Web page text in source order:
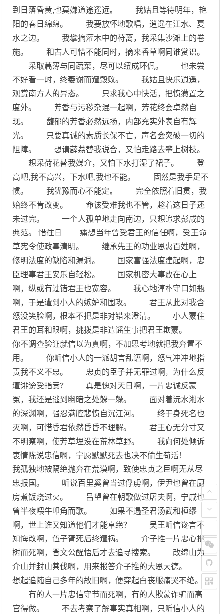
到日落昏黄,也莫嫌道途遥远。 我姑且等待明年，艳
阳的春日绵绵。 我要放怀地歌唱，逍遥在江水、夏
水之边。 我攀摘灌木中的苻蓠，我采集沙滩上的卷
施。 和古人可惜不能同时，摘来香草啊同谁赏识。
采取萹薄与同蔬菜，尽可以纽成环佩。 也未尝
不好看一时，终萎谢而遭毁败。 我姑且快乐逍遥，
观赏南方人的异态。 只求我心中快活，把愤懑置之
度外。 芳香与污秽杂混一起啊，芳花终会卓然自
现。 馥郁的芳香必然远扬，内部充实外表自有辉
光。 只要真诚的素质长保不亡，声名会突破一切的
阻障。 想请薜荔替我说合，又怕走路去攀上树枝。
想采荷花替我媒介，又怕下水打湿了裙子。 登
高吧,我不高兴，下水吧,我也不能。 固然是我手足不
惯。 我犹豫而心不能定。 完全依照着旧贯，我
始终不肯改变。 命该受难我也不管，趁着这日子还
未过完。 一个人孤单地走向南边，只想追求彭咸的
典范。 惜往日 痛想当年曾受君王的信任啊，受王命
草宪令使政事清明。 继承先王的功业恩惠百姓啊，
修明法度的缺陷和漏洞。 国家富强法度建起啊，忠
臣理事君王安乐自轻松。 国家机密大事放在心上
啊，纵或有过错君王也宽容。 我心地淳朴守口如瓶
啊，于是遭到小人的嫉妒和围攻。 君王从此对我含
怒没笑脸啊，根本不把是非对错来澄清。 小人蒙住
君王的耳和眼啊，挑拨是非造谣生事把君王欺蒙。
你不调查验证就信以为真啊，不加思考地就把我弃置不
用。 你听信小人的一派胡言乱语啊，怒气冲冲地指
责我不义不忠。 忠贞的臣子并无罪过啊，为什么反
遭诽谤受指责？ 真是愧对天日啊，一片忠诚反蒙
冤，我还是逃到幽暗之处躲一躲。 面对着沅水湘水
的深渊啊，强忍满腔悲愤自沉江河。 终于身死名也
灭啊，可惜昏君依然昏昏不理解。 君王心无分寸又
不明察啊，使芳草埋没在荒林草野。 我向何处倾诉
衷情陈说忠信啊，宁愿默默死去也决不偷生苟活！
我孤独地被隔绝抛弃在荒漠啊，致使忠贞之臣啊无从尽
忠报国。 听说百里奚曾当过俘虏啊，伊尹也曾在厨
房煮饭烧过火。 吕望曾在朝歌做过屠夫啊，宁戚也
曾半夜喂牛叩角而歌。 如果不遇圣君汤武和桓缪
啊，世上谁又知道他们才能卓绝？ 吴王听信谗言不
知悔改啊，伍子胥死后终遭祸。 介子推一片忠心抱
树而死啊，晋文公醒悟后才去追寻搜索。 改绵山为
介山并封山禁伐啊，用来报答介子推的大恩大德。
想起追随自己多年的故旧啊，便穿起白丧服痛哭不绝。
有的人一片忠信守节而死啊，有的人欺蒙诈骗而高
官得做。 不去考察了解事实真相啊，只听信小人的